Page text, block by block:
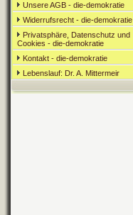
Unsere AGB - die-demokratie
Widerrufsrecht - die-demokratie
Privatsphäre, Datenschutz und
Cookies - die-demokratie
Kontakt - die-demokratie
Lebenslauf: Dr. A. Mittermeir